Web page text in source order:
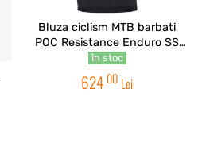
Bluza ciclism MTB barbati
POC Resistance Enduro SS
2021 Negru
în stoc
624 00 Lei